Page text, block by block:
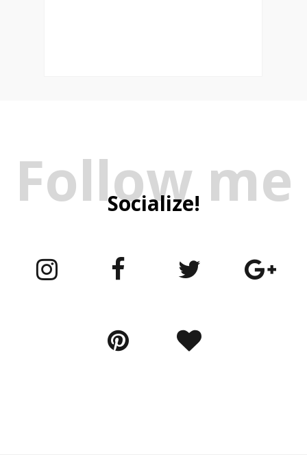
Follow me
Socialize!